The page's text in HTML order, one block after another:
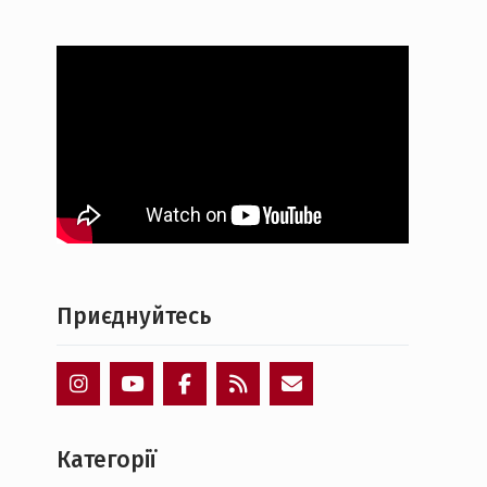
Приєднуйтесь
меню
Категорії